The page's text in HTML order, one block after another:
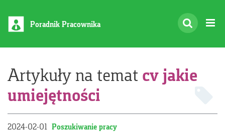
Poradnik Pracownika
Artykuły na temat cv jakie
umiejętności
2024-02-01 Poszukiwanie pracy